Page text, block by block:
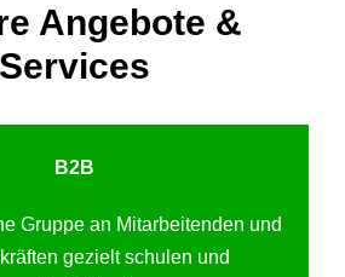
Angebote &
Services
B2B
Gruppe an Mitarbeitenden und
gezielt schulen und